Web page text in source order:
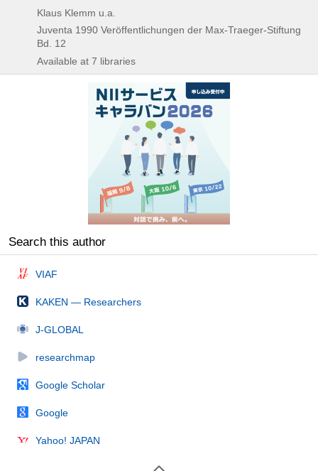
Klaus Klemm u.a.
Juventa 1990 Veröffentlichungen der Max-Traeger-Stiftung
Bd. 12
Available at 7 libraries
Search this author
VIAF
KAKEN — Researchers
J-GLOBAL
researchmap
Google Scholar
Google
Yahoo! JAPAN